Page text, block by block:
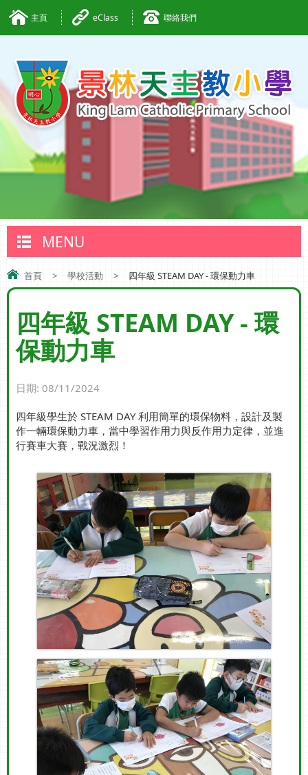
主頁 eClass 聯絡我們
MENU
首頁 > 學校活動 > 四年級 STEAM DAY - 環保動力車
四年級 STEAM DAY - 環
保動力車
日期: 08/11/2024
四年級學生於 STEAM DAY 利用簡單的環保物料，設計及製
作一輛環保動力車，當中學習作用力與反作用力定律，並進
行賽車大賽，戰況激烈！